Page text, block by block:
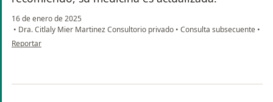
16 de enero de 2025
• Dra. Citlaly Mier Martinez Consultorio privado • Consulta subsecuente •
en opinión del usuario E. G.
Reportar